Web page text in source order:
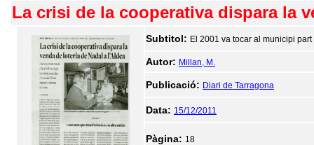
La crisi de la cooperativa dispara la
Subtitol: El 2001 va tocar al municipi
Autor: Millan, M.
Publicació: Diari de Tarragona
Data: 15/12/2011
Pàgina: 18